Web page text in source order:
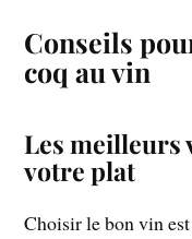
Conseils
coq au vin
Les
votre plat
Choisir le bon vin